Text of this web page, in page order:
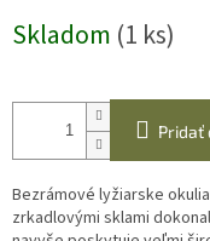
cena:
Skladom (1 ks)
Pridať
Bezrámové lyžiarske
zrkadlovými sklami